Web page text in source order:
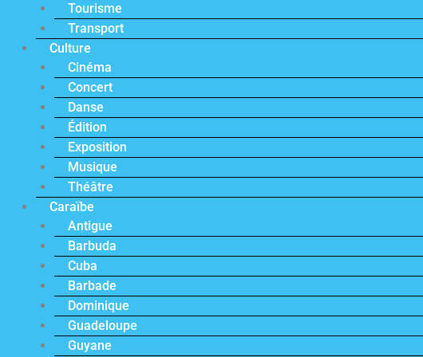
Tourisme
Transport
Culture
Cinéma
Concert
Danse
Édition
Exposition
Musique
Théâtre
Caraïbe
Antigue
Barbuda
Cuba
Barbade
Dominique
Guadeloupe
Guyane